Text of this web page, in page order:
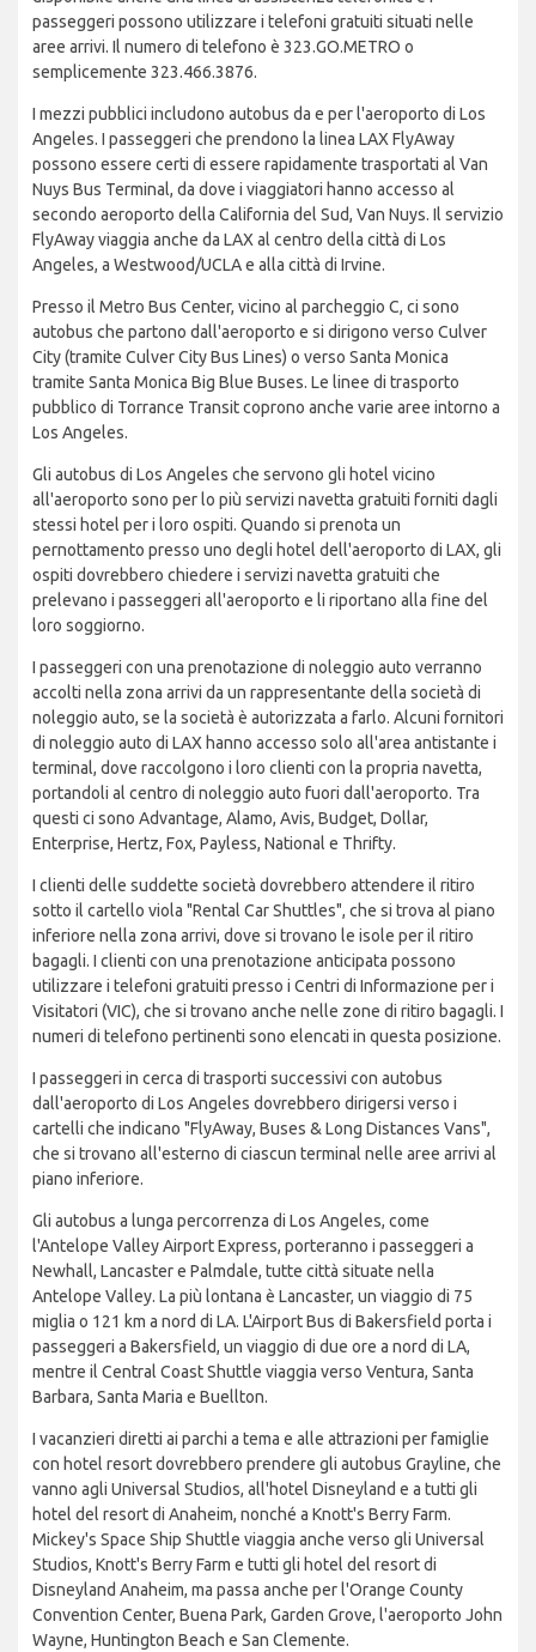
passeggeri possono utilizzare i telefoni gratuiti situati nelle
aree arrivi. Il numero di telefono è 323.GO.METRO o
semplicemente 323.466.3876.
I mezzi pubblici includono autobus da e per l'aeroporto di Los
Angeles. I passeggeri che prendono la linea LAX FlyAway
possono essere certi di essere rapidamente trasportati al Van
Nuys Bus Terminal, da dove i viaggiatori hanno accesso al
secondo aeroporto della California del Sud, Van Nuys. Il servizio
FlyAway viaggia anche da LAX al centro della città di Los
Angeles, a Westwood/UCLA e alla città di Irvine.
Presso il Metro Bus Center, vicino al parcheggio C, ci sono
autobus che partono dall'aeroporto e si dirigono verso Culver
City (tramite Culver City Bus Lines) o verso Santa Monica
tramite Santa Monica Big Blue Buses. Le linee di trasporto
pubblico di Torrance Transit coprono anche varie aree intorno a
Los Angeles.
Gli autobus di Los Angeles che servono gli hotel vicino
all'aeroporto sono per lo più servizi navetta gratuiti forniti dagli
stessi hotel per i loro ospiti. Quando si prenota un
pernottamento presso uno degli hotel dell'aeroporto di LAX, gli
ospiti dovrebbero chiedere i servizi navetta gratuiti che
prelevano i passeggeri all'aeroporto e li riportano alla fine del
loro soggiorno.
I passeggeri con una prenotazione di noleggio auto verranno
accolti nella zona arrivi da un rappresentante della società di
noleggio auto, se la società è autorizzata a farlo. Alcuni fornitori
di noleggio auto di LAX hanno accesso solo all'area antistante i
terminal, dove raccolgono i loro clienti con la propria navetta,
portandoli al centro di noleggio auto fuori dall'aeroporto. Tra
questi ci sono Advantage, Alamo, Avis, Budget, Dollar,
Enterprise, Hertz, Fox, Payless, National e Thrifty.
I clienti delle suddette società dovrebbero attendere il ritiro
sotto il cartello viola "Rental Car Shuttles", che si trova al piano
inferiore nella zona arrivi, dove si trovano le isole per il ritiro
bagagli. I clienti con una prenotazione anticipata possono
utilizzare i telefoni gratuiti presso i Centri di Informazione per i
Visitatori (VIC), che si trovano anche nelle zone di ritiro bagagli. I
numeri di telefono pertinenti sono elencati in questa posizione.
I passeggeri in cerca di trasporti successivi con autobus
dall'aeroporto di Los Angeles dovrebbero dirigersi verso i
cartelli che indicano "FlyAway, Buses & Long Distances Vans",
che si trovano all'esterno di ciascun terminal nelle aree arrivi al
piano inferiore.
Gli autobus a lunga percorrenza di Los Angeles, come
l'Antelope Valley Airport Express, porteranno i passeggeri a
Newhall, Lancaster e Palmdale, tutte città situate nella
Antelope Valley. La più lontana è Lancaster, un viaggio di 75
miglia o 121 km a nord di LA. L'Airport Bus di Bakersfield porta i
passeggeri a Bakersfield, un viaggio di due ore a nord di LA,
mentre il Central Coast Shuttle viaggia verso Ventura, Santa
Barbara, Santa Maria e Buellton.
I vacanzieri diretti ai parchi a tema e alle attrazioni per famiglie
con hotel resort dovrebbero prendere gli autobus Grayline, che
vanno agli Universal Studios, all'hotel Disneyland e a tutti gli
hotel del resort di Anaheim, nonché a Knott's Berry Farm.
Mickey's Space Ship Shuttle viaggia anche verso gli Universal
Studios, Knott's Berry Farm e tutti gli hotel del resort di
Disneyland Anaheim, ma passa anche per l'Orange County
Convention Center, Buena Park, Garden Grove, l'aeroporto John
Wayne, Huntington Beach e San Clemente.